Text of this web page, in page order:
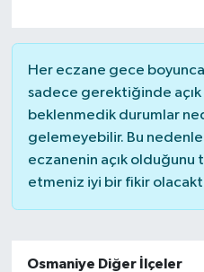
Her eczane gece boyunca
sadece gerektiğinde açık
beklenmedik durumlar
gelemeyebilir. Bu
eczanenin açık olduğunu
etmeniz iyi bir fikir
Osmaniye Diğer İlçeler